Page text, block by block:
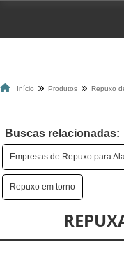
Início Produtos
Buscas relacionadas:
Empresas de Repuxo para
Repuxo em torno